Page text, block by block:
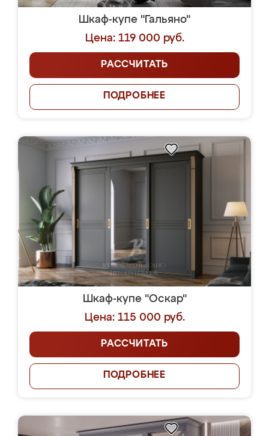
Шкаф-купе "Гальяно"
Цена: 119 000 руб.
РАССЧИТАТЬ
ПОДРОБНЕЕ
Шкаф-купе "Оскар"
Цена: 115 000 руб.
РАССЧИТАТЬ
ПОДРОБНЕЕ